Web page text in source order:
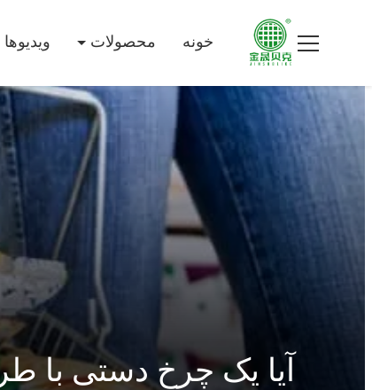
خونه محصولات ویدیوها
آیا یک چرخ دستی با